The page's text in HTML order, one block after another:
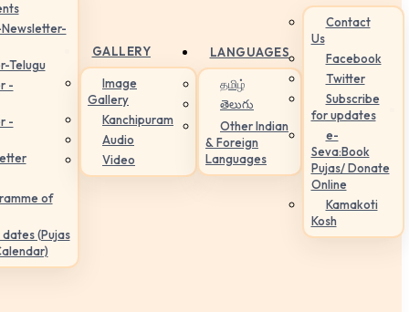
Telugu
-
-
of
(Pujas
GALLERY
Image
Gallery
Kanchipuram
Audio
Video
LANGUAGES
தமிழ்
తెలుగు
Other Indian
& Foreign
Languages
Contact
Us
Facebook
Twitter
Subscribe
for updates
e-
Seva:Book
Pujas/ Donate
Online
Kamakoti
Kosh